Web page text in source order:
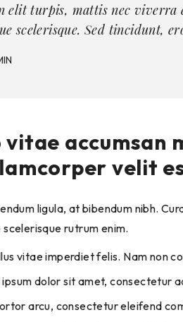
scelerisque. Sed tincidunt,
accumsan
velit
rutrum enim.
vitae imperdiet felis. Nam non
ipsum dolor sit amet, consectetur
arcu, consectetur eleifend